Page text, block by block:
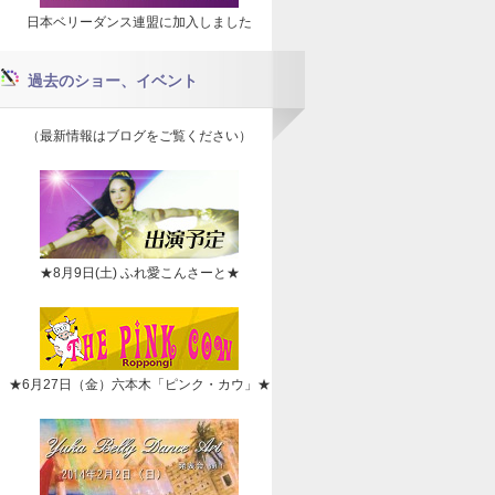
日本ベリーダンス連盟に加入しました
過去のショー、イベント
（最新情報はブログをご覧ください）
★8月9日(土) ふれ愛こんさーと★
★6月27日（金）六本木「ピンク・カウ」★